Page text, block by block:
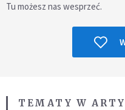
Tu możesz nas wesprzeć.
TEMATY W